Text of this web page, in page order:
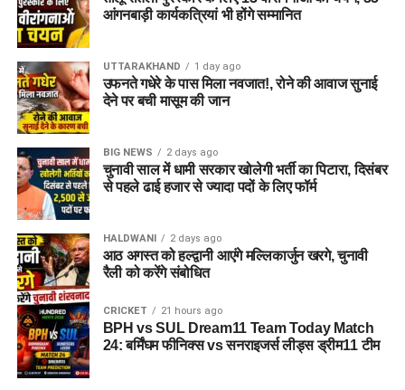
परिवार जैसा माहौल, बेहतर स्वतंत्रता और सामाजिक वातावरण मिल
सकेगा। इससे बच्चों और महिलाओं के मानसिक और सामाजिक विकास में
भी मदद मिलने की उम्मीद है।
आंगनबाड़ी कार्यकत्रियां भी होंगे सम्मानित
UTTARAKHAND 1 day ago
उफनते गधेरे के पास मिला नवजात!, रोने की आवाज सुनाई
देने पर बची मासूम की जान
BIG NEWS 2 days ago
चुनावी साल में धामी सरकार खोलेगी भर्ती का पिटारा, दिसंबर
से पहले ढाई हजार से ज्यादा पदों के लिए फॉर्म
HALDWANI 2 days ago
आठ अगस्त को हल्द्वानी आएंगे मल्लिकार्जुन खरगे, चुनावी
रैली को करेंगे संबोधित
CRICKET 21 hours ago
BPH vs SUL Dream11 Team Today Match
24: बर्मिंघम फीनिक्स vs सनराइजर्स लीड्स ड्रीम11 टीम